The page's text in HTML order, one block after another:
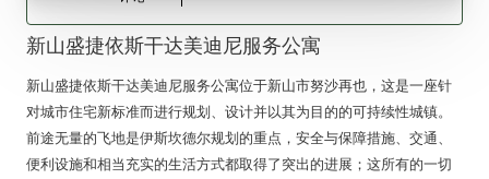
新山盛捷依斯干达美迪尼服务公寓
新山盛捷依斯干达美迪尼服务公寓位于新山市努沙再也，这是一座针
对城市住宅新标准而进行规划、设计并以其为目的的可持续性城镇。
前途无量的飞地是伊斯坎德尔规划的重点，安全与保障措施、交通、
便利设施和相当充实的生活方式都取得了突出的进展；这所有的一切